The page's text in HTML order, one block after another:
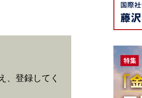
、登録してく